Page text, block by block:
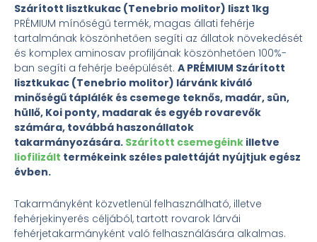
liszt
1kg
mennyiség
Szárított lisztkukac (Tenebrio molitor) liszt 1kg
PRÉMIUM mínőségű termék, magas állati fehérje
tartalmának köszönhetően segíti az állatok növekedését
és komplex aminosav profiljának köszönhetően 100%-
ban segíti a fehérje beépülését. A PRÉMIUM Szárított
lisztkukac (Tenebrio molitor) lárvánk kiváló
minőségű táplálék és csemege teknős, madár, sün,
hüllő, Koi ponty, madarak és egyéb rovarevők
számára, továbbá haszonállatok
takarmányozására. Szárított csemegéink illetve
liofilizált termékeink széles palettáját nyújtjuk egész
évben.
Takarmányként közvetlenül felhasználható, illetve
fehérjekinyerés céljából, tartott rovarok lárvái
fehérjetakarmányként való felhasználására alkalmas.